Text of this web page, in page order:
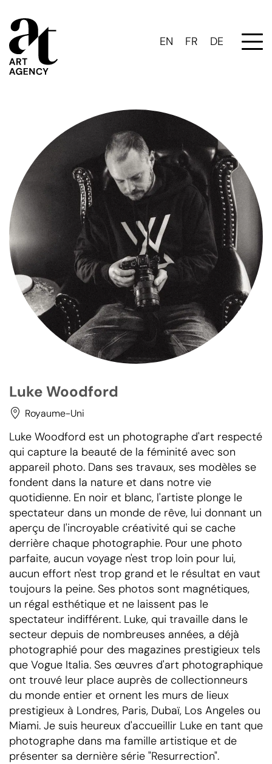
EN FR DE
Luke Woodford
Royaume-Uni
Luke Woodford est un photographe d'art respecté
qui capture la beauté de la féminité avec son
appareil photo. Dans ses travaux, ses modèles se
fondent dans la nature et dans notre vie
quotidienne. En noir et blanc, l'artiste plonge le
spectateur dans un monde de rêve, lui donnant un
aperçu de l'incroyable créativité qui se cache
derrière chaque photographie. Pour une photo
parfaite, aucun voyage n'est trop loin pour lui,
aucun effort n'est trop grand et le résultat en vaut
toujours la peine. Ses photos sont magnétiques,
un régal esthétique et ne laissent pas le
spectateur indifférent. Luke, qui travaille dans le
secteur depuis de nombreuses années, a déjà
photographié pour des magazines prestigieux tels
que Vogue Italia. Ses œuvres d'art photographique
ont trouvé leur place auprès de collectionneurs
du monde entier et ornent les murs de lieux
prestigieux à Londres, Paris, Dubaï, Los Angeles ou
Miami. Je suis heureux d'accueillir Luke en tant que
photographe dans ma famille artistique et de
présenter sa dernière série "Resurrection".